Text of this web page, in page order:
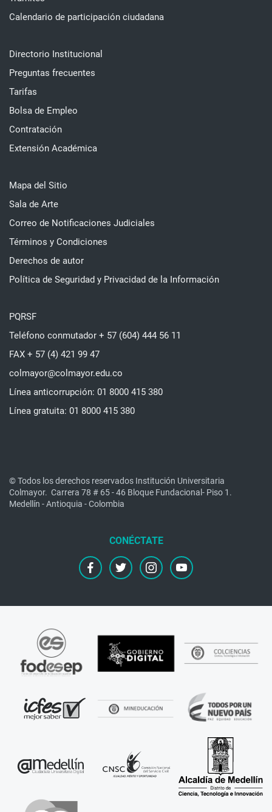
Calendario de participación ciudadana
Directorio Institucional
Preguntas frecuentes
Tarifas
Bolsa de Empleo
Contratación
Extensión Académica
Mapa del Sitio
Sala de Arte
Correo de Notificaciones Judiciales
Términos y Condiciones
Derechos de autor
Política de Seguridad y Privacidad de la Información
PQRSF
Teléfono conmutador + 57 (604) 444 56 11
FAX + 57 (4) 421 99 47
colmayor@colmayor.edu.co
Línea anticorrupción: 01 8000 415 380
Línea gratuita: 01 8000 415 380
© Todos los derechos reservados Institución Universitaria
Colmayor. Carrera 78 # 65 - 46 Bloque Fundacional- Piso 1.
Medellín - Antioquia - Colombia